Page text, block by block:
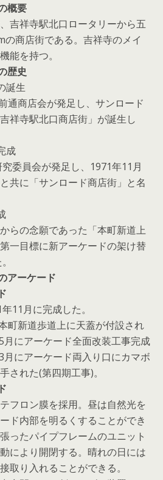
概要
吉祥寺駅北口ロータリーから五
の商店街である。吉祥寺のメイ
能を持つ。
歴史
誕生
通商店会が発足し、サンロード
祥寺駅北口商店街」が誕生し
成
委員会が発足し、1971年11月
共に「サンロード商店街」と名
らの念願であった「本町新道上
一目標に新アーケードの架け替
アーケード
11月に完成した。
町新道歩道上に天蓋が付設され
にアーケード全面改装工事完成
にアーケード両入り口にカマボ
された(第四期工事)。
フロン膜を採用。昼は自然光を
ド内部を明るくすることができ
ったパイプフレームのユニット
により開閉する。晴れの日には
取り入れることができる。